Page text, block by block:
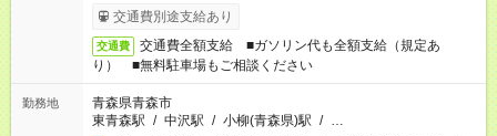
交通費別途支給あり
交通費
交通費全額支給 ■ガソリン代も全額支給（規定あ
り） ■無料駐車場もご相談ください
勤務地
青森県青森市
東青森駅 / 中沢駅 / 小柳(青森県)駅 / …